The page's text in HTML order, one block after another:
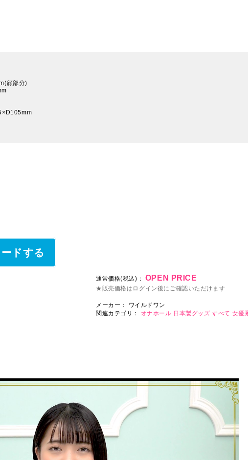
顔部分)
ドする
通常価格(税込)： OPEN PRICE
★販売価格はログイン後にご確認いただけます
メーカー：
ワイルドワン
関連カテゴリ：
オナホール 日本製グッズ すべて 女優